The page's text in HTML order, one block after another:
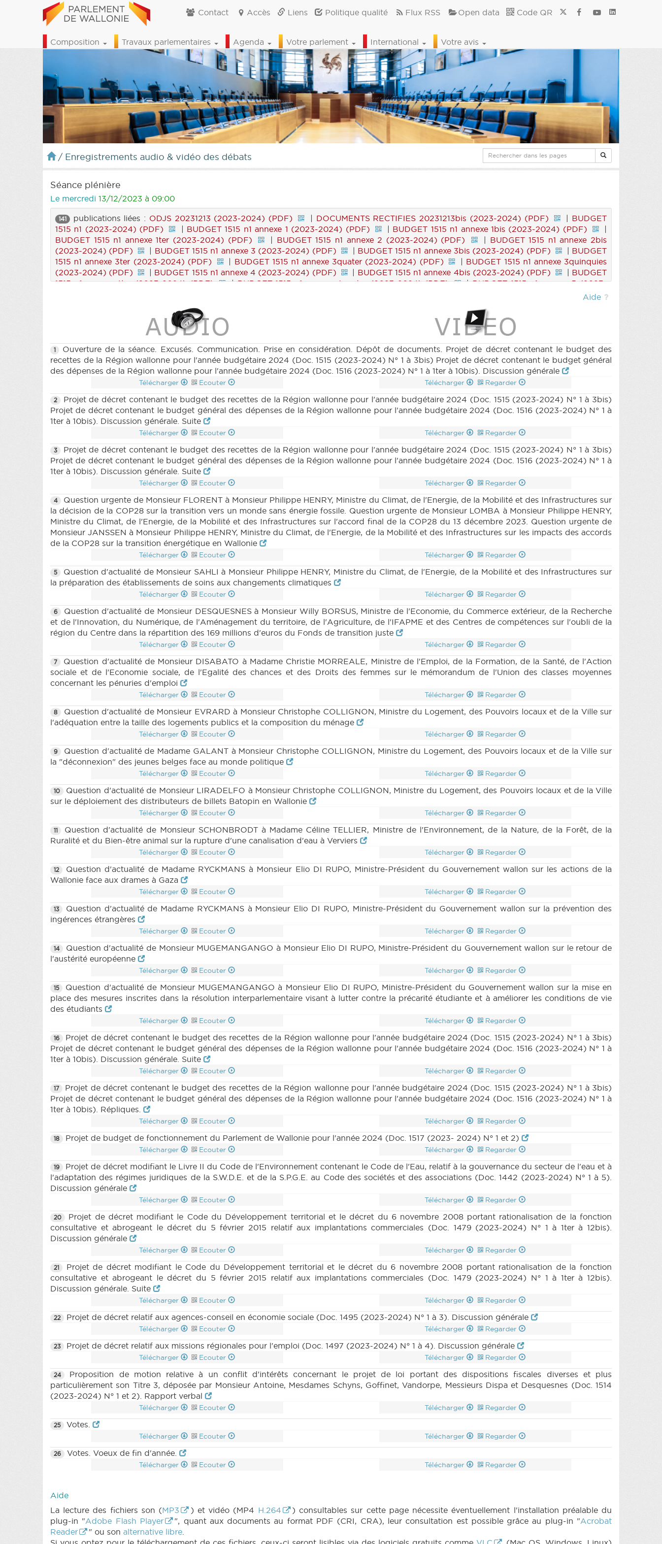
Contact Accès Liens Politique qualité Flux RSS Open data Code QR
Composition Travaux parlementaires Agenda Votre parlement International Votre avis
/ Enregistrements audio & vidéo des débats
Séance plénière
Le mercredi 13/12/2023 à 09:00
141 publications liées : ODJS 20231213 (2023-2024) (PDF) | DOCUMENTS RECTIFIES 20231213bis (2023-2024) (PDF) | BUDGET
1515 n1 (2023-2024) (PDF)
| BUDGET 1515 n1 annexe 1 (2023-2024) (PDF) | BUDGET 1515 n1 annexe 1bis (2023-2024) (PDF)
|
BUDGET 1515 n1 annexe 1ter (2023-2024) (PDF)
| BUDGET 1515 n1 annexe 2 (2023-2024) (PDF) | BUDGET 1515 n1 annexe 2bis
(2023-2024) (PDF)
| BUDGET 1515 n1 annexe 3 (2023-2024) (PDF) | BUDGET 1515 n1 annexe 3bis (2023-2024) (PDF) | BUDGET
1515 n1 annexe 3ter (2023-2024) (PDF)
| BUDGET 1515 n1 annexe 3quater (2023-2024) (PDF) | BUDGET 1515 n1 annexe 3quinquies
(2023-2024) (PDF)
| BUDGET 1515 n1 annexe 4 (2023-2024) (PDF) | BUDGET 1515 n1 annexe 4bis (2023-2024) (PDF) | BUDGET
1515 n1 annexe 4ter (2023-2024) (PDF)
|BUDGET 1515 n1 annexe 4quater (2023-2024) (PDF) |BUDGET 1515 n1 annexe 5 (2023-
BUDGET 1515 n1
BUDGET 1515 n1 annexe 7bis (2023-2024) (PDF) BUDGET 1515 n1 annexe 8 (2023-2024) (PDF) |
BUDGET 1515 n1 annexe 8bis
|BUDGET 1515 n1 annexe 9 (2023-2024) (PDF) BUDGET 1515 n1 annexe 9bis (2023-2024) (PDF)
1515 n1 annexe 9ter (2023-2024) (PDF)
|
BUDGET 1515 n1 annexe 10bis (2023-2024)
(PDF)
|BUDGET 1515 n1 annexe 10ter (2023-2024) (PDF) |BUDGET 1515 n2 (2023-2024) (PDF) |BUDGET 1515 n3 (2023-2024)
(PDF)
| BUDGET 1515 n3bis (2023-2024) (PDF) |BUDGET 1515 n4 (2023-2024) (PDF) |PARCHEMIN 1515 (2023-2024) (PDF)
|BUDGET 1516 n1 (2023-2024) (PDF) |BUDGET 1516 n1bis (2023-2024) (PDF) |BUDGET 1516 n1ter (2023-2024) (PDF)
BUDGET 1516 n1 annexe 1 (2023-2024) (PDF)
BUDGET 1516 n1 annexe 1bis (2023-2024) (PDF) |BUDGET 1516 n1 annexe 1ter (2023-
2024) (PDF)
|BUDGET 1516 n1 annexe 2 (2023-2024) (PDF) |BUDGET 1516 n1 annexe 2bis (2023-2024) (PDF) |BUDGET 1516 n1
annexe 3 (2023-2024) (PDF)
|BUDGET 1516 n1 annexe 3bis (2023-2024) (PDF) |BUDGET 1516 n1 annexe 3ter (2023-2024) (PDF)
| BUDGET 1516 n1 annexe 3quater (2023-2024) (PDF) |BUDGET 1516 n1 annexe 3quinquies (2023-2024) (PDF) |BUDGET 1516 n1
annexe 4 (2023-2024) (PDF)
|BUDGET 1516 n1 annexe 4bis (2023-2024) (PDF)
BUDGET 1516 n1 annexe 4quater (2023-2024) (PDF) BUDGET 1516 n1 annexe 5 (2023-2024) (PDF) |BUDGET 1516 n1 annexe
5bis (2023-2024) (PDF)
|BUDGET 1516 n1 annexe 6 (2023-2024) (PDF) |BUDGET 1516 n1 annexe 6bis (2023-2024) (PDF)
|
BUDGET 1516 n1 annexe 6ter (2023-2024) (PDF)
BUDGET 1516 n1 annexe 7 (2023-2024) (PDF) | BUDGET 1516 n1 annexe 7bis
(2023-2024) (PDF)
| BUDGET 1516 n1 annexe 8 (2023-2024) (PDF) BUDGET 1516 n1 annexe 8bis (2023-2024) (PDF)
BUDGET
1516 n1 annexe 9 (2023-2024) (PDF)
BUDGET 1516 n1 annexe 9bis (2023-2024) (PDF) |
BUDGET 1516 n1 annexe 9ter (2023-2024)
BUDGET 1516 n1 annexe 10 (2023-2024) (PDF) BUDGET 1516 n1 annexe 10bis (2023-2024) (PDF)
annexe 10ter (2023-2024) (PDF)
|BUDGET 1516 n2 (2023-2024) (PDF) |BUDGET 1516 n3 (2023-2024) (PDF) | BUDGET 1516 n4
(2023-2024) (PDF)
|BUDGET 1516 n5 (2023-2024) (PDF) |BUDGET 1516 n6 (2023-2024) (PDF) |BUDGET 1516 n7 (2023-2024)
(PDF)
|BUDGET 1516 n8 (2023-2024) (PDF) |BUDGET 1516 n9 (2023-2024) (PDF) | BUDGET 1516 n10 (2023-2024) (PDF)
|
BUDGET 1516 n10bis (2023-2024) (PDF)
|BUDGET 1516 n11 (2023-2024) (PDF) |BUDGET 1516 n10 annexe 2, 2bis et 10 partim
(2023-2024) (PDF)
|BUDGET 1516 n10 annexes 3 à 3quinquies et 10 partim (2023-2024) (PDF)
4quater (2023-2024) (PDF)
| BUDGET 1516 n10 annexes 5, 5bis, 10 partim, 10bis et 10ter partim (2023-2024) (PDF)
n10 annexes 6 à 6ter, 10bis et 10ter partim (2023-2024) (PDF)
|BUDGET 1516 n10 annexes 7, 7bis et 10ter partim (2023-2024) (PDF)
|
BUDGET 1516 n10 annexes 8 et 8bis (2023-2024) (PDF)
| BUDGET 1516 n10 annexes 9 à 9ter (2023-2024) (PDF) |BUDGET 1516 n12
(2023-2024) (PDF)
|BUDGET 1516 n12bis (2023-2024) (PDF) |PARCHEMIN 1516 (2023-2024) (PDF)
BUDGET 1517 n2 (2023-2024) (PDF) DECRET 1442 n1 (2023-2024) (PDF) |DECRET 1442 n2 (2023-2024)
(PDF)
|DECRET 1442 n3 (2023-2024) (PDF) |DECRET 1442 n4 (2023-2024) (PDF) |DECRET 1442 n5 (2023-2024) (PDF)
|
DECRET 1442 n6 (2023-2024) (PDF)
|DECRET 1442 n7 (2023-2024) (PDF) |PARCHEMIN 1442 (2023-2024) (PDF) |DECRET
1479 n1 (2023-2024) (PDF)
|DECRET 1479 n1bis (2023-2024) (PDF) |DECRET 1479 n1ter (2023-2024) (PDF)
(2023-2024) (PDF)
| DECRET 1479 n3 (2023-2024) (PDF) DECRET 1479 n4 (2023-2024) (PDF)
DECRET 1479 n5 (2023-
DECRET 1479 n6 (2023-2024) (PDF) DECRET 1479 n7 (2023-2024) (PDF)
DECRET 1479 n8 (2023-2024)
(PDF)
| DECRET 1479 n9 (2023-2024) (PDF) |DECRET 1479 n10 (2023-2024) (PDF) |DECRET 1479 n11 (2023-2024) (PDF)
|
DECRET 1479 n12 (2023-2024) (PDF)
|DECRET 1479 n12bis (2023-2024) (PDF) |DECRET 1479 n13 (2023-2024) (PDF)
|
DECRET 1479 n14 (2023-2024) (PDF)
1495 n1 (2023-2024) (PDF)
| DECRET 1495 n2 (2023-2024) (PDF) DECRET 1495 n3 (2023-2024) (PDF)
(2023-2024) (PDF)
|PARCHEMIN 1495 (2023-2024) (PDF) |DECRET 1497 n1 (2023-2024) (PDF) |DECRET 1497 n2 (2023-
2024) (PDF)
|DECRET 1497 n3 (2023-2024) (PDF) |DECRET 1497 n4 (2023-2024) (PDF) | DECRET 1497 n5 (2023-2024)
(PDF)
| DECRET 1497 n6 (2023-2024) (PDF) |PARCHEMIN 1497 (2023-2024) (PDF)
MOTION 1514 n2 (2023-2024) (PDF)
|RAPPORT 1521 n1 (2023-2024) (PDF) RAPPORT 1550 n1 (2023-2024) (PDF)
(2023-2024) (PDF)
|QU 8 (2023-2024) (PDF) |COMMU 20231213 (2023-2024) (PDF) |CRI 8 (2023-2024) (PDF) |CRA 8
(2023-2024) (PDF)
|
Aide
1
Ouverture de la séance. Excusés. Communication. Prise en considération. Dépôt de documents. Projet de décret contenant le budget des
recettes de la Région wallonne pour l'année budgétaire 2024 (Doc. 1515 (2023-2024) N° 1 à 3bis) Projet de décret contenant le budget général
des dépenses de la Région wallonne pour l'année budgétaire 2024 (Doc. 1516 (2023-2024) N° 1 à 1ter à 10bis). Discussion générale
Télécharger Ecouter Télécharger Regarder
2
Projet de décret contenant le budget des recettes de la Région wallonne pour l'année budgétaire 2024 (Doc. 1515 (2023-2024) N° 1 à 3bis)
Projet de décret contenant le budget général des dépenses de la Région wallonne pour l'année budgétaire 2024 (Doc. 1516 (2023-2024) N° 1 à
1ter à 10bis). Discussion générale. Suite
Télécharger Ecouter Télécharger Regarder
3
Projet de décret contenant le budget des recettes de la Région wallonne pour l'année budgétaire 2024 (Doc. 1515 (2023-2024) N° 1 à 3bis)
Projet de décret contenant le budget général des dépenses de la Région wallonne pour l'année budgétaire 2024 (Doc. 1516 (2023-2024) N° 1 à
1ter à 10bis). Discussion générale. Suite
Télécharger Ecouter Télécharger Regarder
4
Question urgente de Monsieur FLORENT à Monsieur Philippe HENRY, Ministre du Climat, de l'Energie, de la Mobilité et des Infrastructures sur
la décision de la COP28 sur la transition vers un monde sans énergie fossile. Question urgente de Monsieur LOMBA à Monsieur Philippe HENRY,
Ministre du Climat, de l'Energie, de la Mobilité et des Infrastructures sur l'accord final de la COP28 du 13 décembre 2023. Question urgente de
Monsieur JANSSEN à Monsieur Philippe HENRY, Ministre du Climat, de l'Energie, de la Mobilité et des Infrastructures sur les impacts des accords
de la COP28 sur la transition énergétique en Wallonie
Télécharger Ecouter Télécharger Regarder
5
Question d'actualité de Monsieur SAHLI à Monsieur Philippe HENRY, Ministre du Climat, de l'Energie, de la Mobilité et des Infrastructures sur
la préparation des établissements de soins aux changements climatiques
Télécharger Ecouter Télécharger Regarder
6
Question d'actualité de Monsieur DESQUESNES à Monsieur Willy BORSUS, Ministre de l'Economie, du Commerce extérieur, de la Recherche
et de l'Innovation, du Numérique, de l'Aménagement du territoire, de l'Agriculture, de l'IFAPME et des Centres de compétences sur l'oubli de la
région du Centre dans la répartition des 169 millions d'euros du Fonds de transition juste
Télécharger Ecouter Télécharger Regarder
7
Question d'actualité de Monsieur DISABATO à Madame Christie MORREALE, Ministre de l'Emploi, de la Formation, de la Santé, de l'Action
sociale et de l'Economie sociale, de l'Egalité des chances et des Droits des femmes sur le mémorandum de l'Union des classes moyennes
concernant les pénuries d'emploi
Télécharger Ecouter Télécharger Regarder
8
Question d'actualité de Monsieur EVRARD à Monsieur Christophe COLLIGNON, Ministre du Logement, des Pouvoirs locaux et de la Ville sur
l'adéquation entre la taille des logements publics et la composition du ménage
Télécharger Ecouter Télécharger Regarder
9
Question d'actualité de Madame GALANT à Monsieur Christophe COLLIGNON, Ministre du Logement, des Pouvoirs locaux et de la Ville sur
la "déconnexion" des jeunes belges face au monde politique
Télécharger Ecouter Télécharger Regarder
10
Question d'actualité de Monsieur LIRADELFO à Monsieur Christophe COLLIGNON, Ministre du Logement, des Pouvoirs locaux et de la Ville
sur le déploiement des distributeurs de billets Batopin en Wallonie
Télécharger Ecouter Télécharger Regarder
11
Question d'actualité de Monsieur SCHONBRODT à Madame Céline TELLIER, Ministre de l'Environnement, de la Nature, de la Forêt, de la
Ruralité et du Bien-être animal sur la rupture d'une canalisation d'eau à Verviers
Télécharger Ecouter Télécharger Regarder
12
Question d'actualité de Madame RYCKMANS à Monsieur Elio DI RUPO, Ministre-Président du Gouvernement wallon sur les actions de la
Wallonie face aux drames à Gaza
Télécharger Ecouter Télécharger Regarder
13
Question d'actualité de Madame RYCKMANS à Monsieur Elio DI RUPO, Ministre-Président du Gouvernement wallon sur la prévention des
ingérences étrangères
Télécharger Ecouter Télécharger Regarder
14
Question d'actualité de Monsieur MUGEMANGANGO à Monsieur Elio DI RUPO, Ministre-Président du Gouvernement wallon sur le retour de
l'austérité européenne
Télécharger Ecouter Télécharger Regarder
15
Question d'actualité de Monsieur MUGEMANGANGO à Monsieur Elio DI RUPO, Ministre-Président du Gouvernement wallon sur la mise en
place des mesures inscrites dans la résolution interparlementaire visant à lutter contre la précarité étudiante et à améliorer les conditions de vie
des étudiants
Télécharger Ecouter Télécharger Regarder
16
Projet de décret contenant le budget des recettes de la Région wallonne pour l'année budgétaire 2024 (Doc. 1515 (2023-2024) N° 1 à 3bis)
Projet de décret contenant le budget général des dépenses de la Région wallonne pour l'année budgétaire 2024 (Doc. 1516 (2023-2024) N° 1 à
1ter à 10bis). Discussion générale. Suite
Télécharger Ecouter Télécharger Regarder
17
Projet de décret contenant le budget des recettes de la Région wallonne pour l'année budgétaire 2024 (Doc. 1515 (2023-2024) N° 1 à 3bis)
Projet de décret contenant le budget général des dépenses de la Région wallonne pour l'année budgétaire 2024 (Doc. 1516 (2023-2024) N° 1 à
1ter à 10bis). Répliques.
Télécharger Ecouter Télécharger Regarder
18 Projet de budget de fonctionnement du Parlement de Wallonie pour l'année 2024 (Doc. 1517 (2023- 2024) N° 1 et 2)
Télécharger Ecouter Télécharger Regarder
19
Projet de décret modifiant le Livre II du Code de l'Environnement contenant le Code de l'Eau, relatif à la gouvernance du secteur de l'eau et à
l'adaptation des régimes juridiques de la S.W.D.E. et de la S.P.G.E. au Code des sociétés et des associations (Doc. 1442 (2023-2024) N° 1 à 5).
Discussion générale
Télécharger Ecouter Télécharger Regarder
20
Projet de décret modifiant le Code du Développement territorial et le décret du 6 novembre 2008 portant rationalisation de la fonction
consultative et abrogeant le décret du 5 février 2015 relatif aux implantations commerciales (Doc. 1479 (2023-2024) N° 1 à 1ter à 12bis).
Discussion générale
Télécharger Ecouter Télécharger Regarder
21
Projet de décret modifiant le Code du Développement territorial et le décret du 6 novembre 2008 portant rationalisation de la fonction
consultative et abrogeant le décret du 5 février 2015 relatif aux implantations commerciales (Doc. 1479 (2023-2024) N° 1 à 1ter à 12bis).
Discussion générale. Suite
Télécharger Ecouter Télécharger Regarder
22 Projet de décret relatif aux agences-conseil en économie sociale (Doc. 1495 (2023-2024) N° 1 à 3). Discussion générale
Télécharger Ecouter Télécharger Regarder
23 Projet de décret relatif aux missions régionales pour l'emploi (Doc. 1497 (2023-2024) N° 1 à 4). Discussion générale
Télécharger Ecouter Télécharger Regarder
24
Proposition de motion relative à un conflit d'intérêts concernant le projet de loi portant des dispositions fiscales diverses et plus
particulièrement son Titre 3, déposée par Monsieur Antoine, Mesdames Schyns, Goffinet, Vandorpe, Messieurs Dispa et Desquesnes (Doc. 1514
(2023-2024) N° 1 et 2). Rapport verbal
Télécharger Ecouter Télécharger Regarder
25 Votes.
Télécharger Ecouter Télécharger Regarder
26 Votes. Voeux de fin d'année.
Télécharger Ecouter Télécharger Regarder
Aide
La lecture des fichiers son (MP3 ) et vidéo (MP4 H.264
) consultables sur cette page nécessite éventuellement l'installation préalable du
plug-in "Adobe Flash Player ", quant aux documents au format PDF (CRI, CRA), leur consultation est possible grâce au plug-in "Acrobat
Reader
" ou sonalternative libre